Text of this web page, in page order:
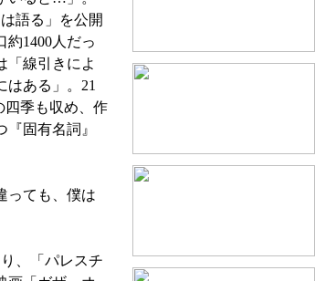
語る」を公開
1400人だっ
「線引きによ
ある」。21
四季も収め、作
固有名詞』
っても、僕は
、「パレスチ